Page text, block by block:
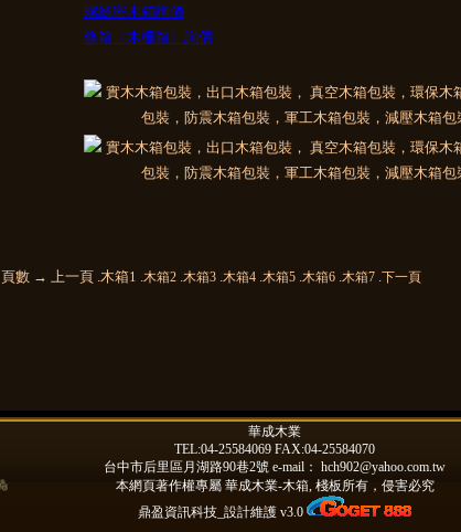
螺絲密木箱詢價
條箱〈木柵箱〉詢價
頁數 → 上一頁 .木箱1 .木箱2.木箱3.木箱4.木箱5.木箱6.木箱7.下一頁
華成木業
TEL:04-25584069 FAX:04-25584070
台中市后里區月湖路90巷2號 e-mail： hch902@yahoo.com.tw
本網頁著作權專屬華成木業-木箱, 棧板所有，侵害必究
鼎盈資訊科技_設計維護 v3.0